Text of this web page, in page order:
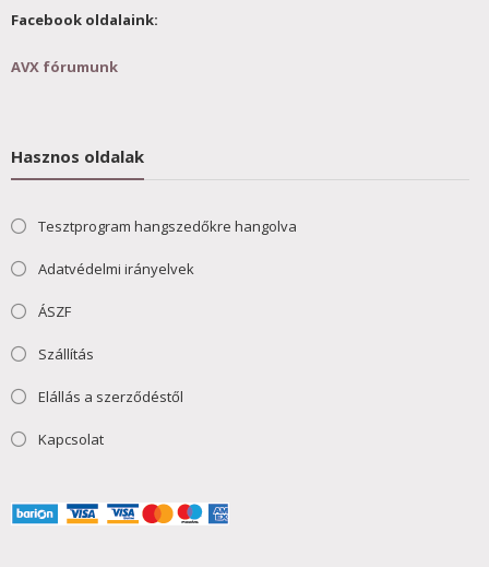
Facebook oldalaink:
AVX fórumunk
Hasznos oldalak
Tesztprogram hangszedőkre hangolva
Adatvédelmi irányelvek
ÁSZF
Szállítás
Elállás a szerződéstől
Kapcsolat